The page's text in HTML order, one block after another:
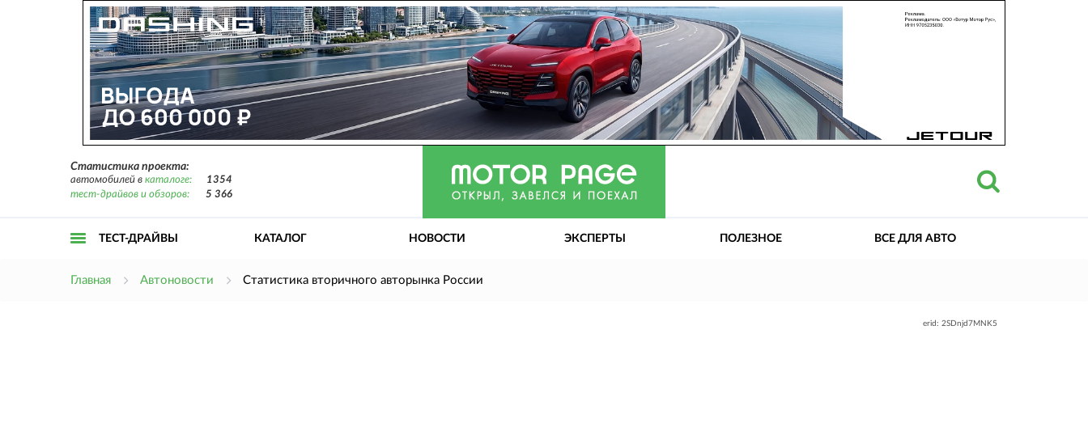
Статистика проекта:
автомобилей в каталоге:
1354
тест-драйвов и обзоров:
5 366
ТЕСТ-ДРАЙВЫ КАТАЛОГ НОВОСТИ ЭКСПЕРТЫ ПОЛЕЗНОЕ ВСЕ ДЛЯ АВТО
Главная Автоновости Статистика вторичного авторынка России
erid: 2SDnjd7MNK5